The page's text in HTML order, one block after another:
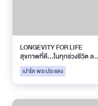
LONGEVITY FOR LIFE
สุขภาพที่ดี...ในทุกช่วงชีวิต ลด
10%
เปาโล พระประแดง